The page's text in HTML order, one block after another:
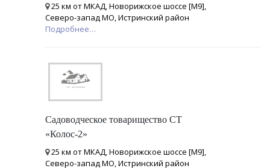
25 км от МКАД, Новорижское шоссе [М9],
Северо-запад МО, Истринский район
Подробнее…
Садоводческое товарищество СТ
«Колос-2»
25 км от МКАД, Новорижское шоссе [М9],
Северо-запад МО, Истринский район